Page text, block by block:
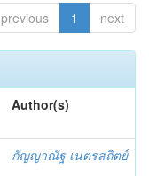
previous 1 next
Author(s)
กัญญาณัฐ เนตรสถิตย์